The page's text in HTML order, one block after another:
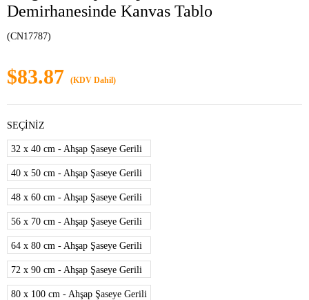
Demirhanesinde Kanvas Tablo
(CN17787)
$83.87 (KDV Dahil)
SEÇİNİZ
32 x 40 cm - Ahşap Şaseye Gerili
40 x 50 cm - Ahşap Şaseye Gerili
48 x 60 cm - Ahşap Şaseye Gerili
56 x 70 cm - Ahşap Şaseye Gerili
64 x 80 cm - Ahşap Şaseye Gerili
72 x 90 cm - Ahşap Şaseye Gerili
80 x 100 cm - Ahşap Şaseye Gerili